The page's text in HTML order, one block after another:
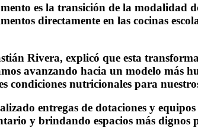
es la transición de la
directamente en las cocinas
Rivera, explicó que esta
avanzando hacia un modelo más
condiciones nutricionales para
entregas de dotaciones y
y brindando espacios más